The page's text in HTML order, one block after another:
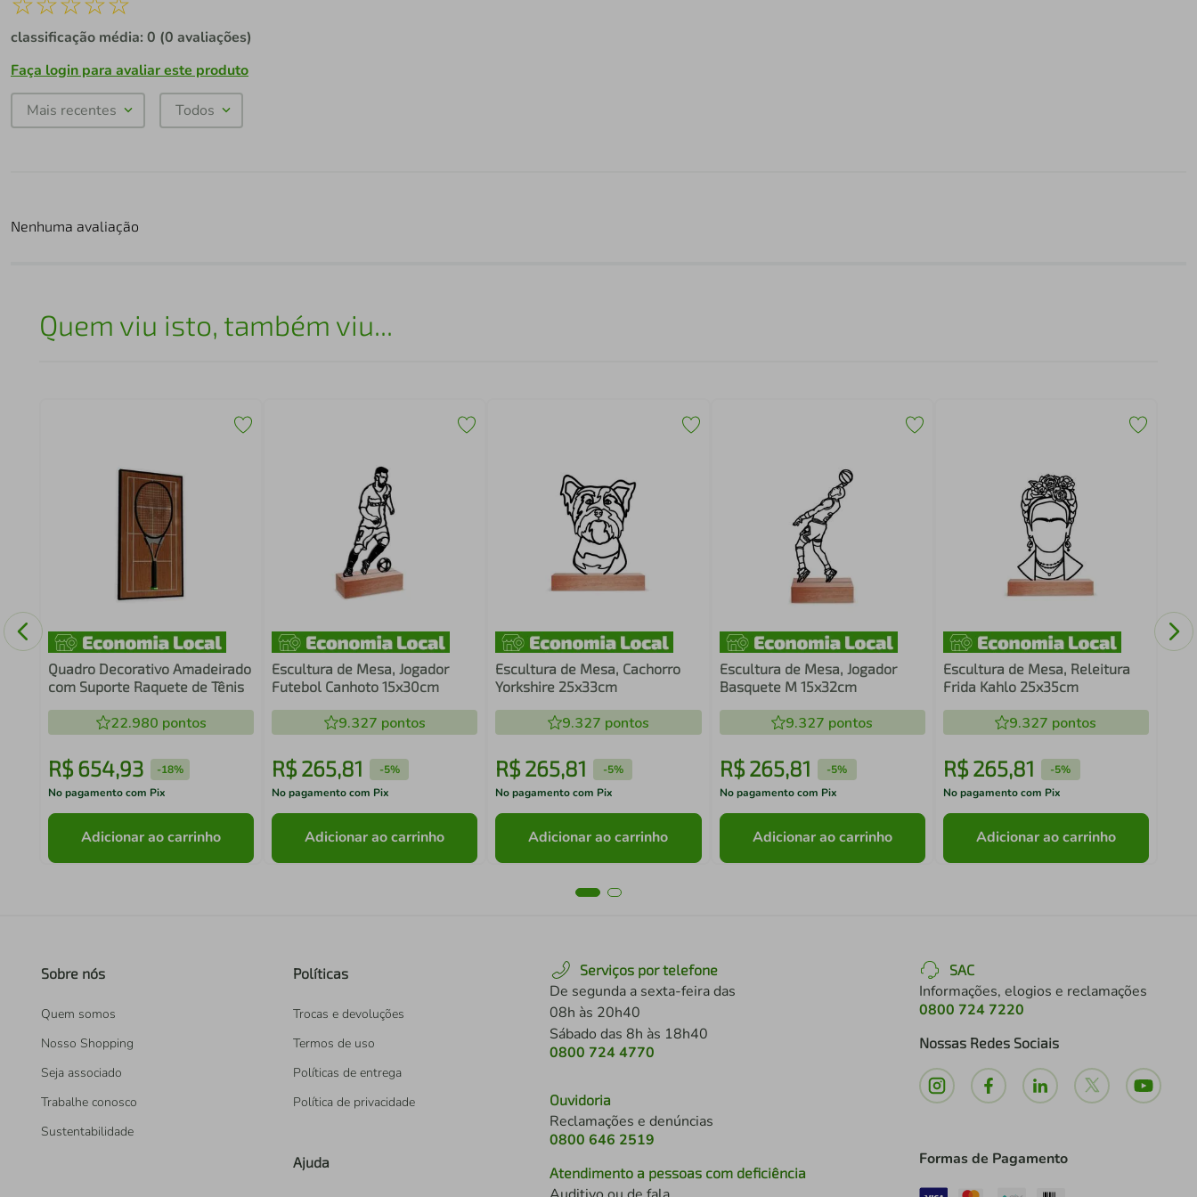
classificação média: 0 (0 avaliações)
Faça login para avaliar este produto
Mais recentes Todos
Nenhuma avaliação
Quem viu isto, também viu...
Quadro Decorativo Amadeirado
com Suporte Raquete de Tênis
22.980 pontos
R$ 654,93 -18%
No pagamento com Pix
Adicionar ao carrinho
Escultura de Mesa, Jogador
Futebol Canhoto 15x30cm
9.327 pontos
R$ 265,81 -5%
No pagamento com Pix
Adicionar ao carrinho
Escultura de Mesa, Cachorro
Yorkshire 25x33cm
9.327 pontos
R$265,81 -5%
No pagamento com Pix
Adicionar ao carrinho
Escultura de Mesa, Jogador
Basquete M 15x32cm
9.327 pontos
R$ 265,81 -5%
No pagamento com Pix
Adicionar ao carrinho
Escultura de Mesa, Releitura
Frida Kahlo 25x35cm
9.327 pontos
R$ 265,81 -5%
No pagamento com Pix
Adicionar ao carrinho
Sobre nós
Quem somos
Nosso Shopping
Seja associado
Trabalhe conosco
Sustentabilidade
Políticas
Trocas e devoluções
Termos de uso
Políticas de entrega
Política de privacidade
Ajuda
Serviços por telefone
De segunda a sexta-feira das
08h às 20h40
Sábado das 8h às 18h40
0800 724 4770
Ouvidoria
Reclamações e denúncias
0800 646 2519
Atendimento a pessoas com deficiência
SAC
Informações, elogios e reclamações
0800 724 7220
Nossas Redes Sociais
Formas de Pagamento